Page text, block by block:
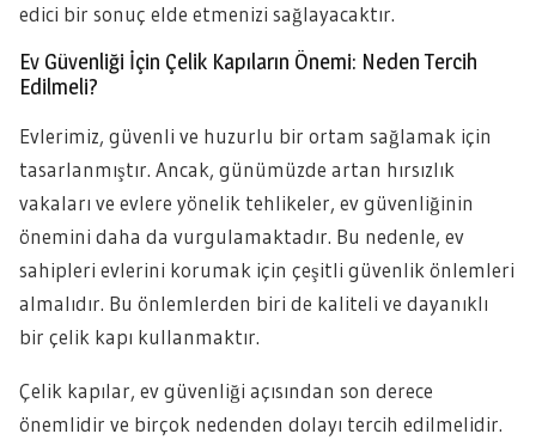
edici bir sonuç elde etmenizi sağlayacaktır.
Ev Güvenliği İçin Çelik Kapıların Önemi: Neden Tercih
Edilmeli?
Evlerimiz, güvenli ve huzurlu bir ortam sağlamak için
tasarlanmıştır. Ancak, günümüzde artan hırsızlık
vakaları ve evlere yönelik tehlikeler, ev güvenliğinin
önemini daha da vurgulamaktadır. Bu nedenle, ev
sahipleri evlerini korumak için çeşitli güvenlik önlemleri
almalıdır. Bu önlemlerden biri de kaliteli ve dayanıklı
bir çelik kapı kullanmaktır.
Çelik kapılar, ev güvenliği açısından son derece
önemlidir ve birçok nedenden dolayı tercih edilmelidir.